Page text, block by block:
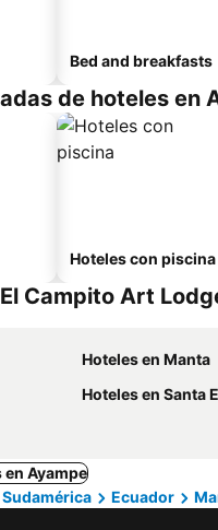
Bed and breakfasts
de hoteles en
Hoteles con piscina
Campito Art
Hoteles en Manta
Hoteles en Santa
Ayampe
Ecuador